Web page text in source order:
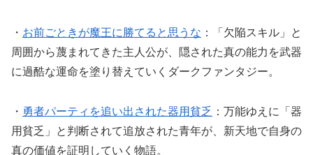
・ お前ごときが魔王に勝てると思うな ：「欠陥スキル」と
周囲から蔑まれてきた主人公が、隠された真の能力を武器
に過酷な運命を塗り替えていくダークファンタジー。
・ 勇者パーティを追い出された器用貧乏 ：万能ゆえに「器
用貧乏」と判断されて追放された青年が、新天地で自身の
真の価値を証明していく物語。